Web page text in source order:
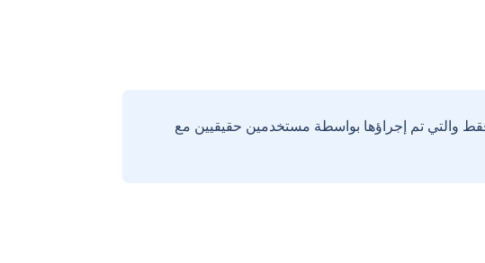
والتي تم إجراؤها بواسطة مستخدمين حقيقيين مع